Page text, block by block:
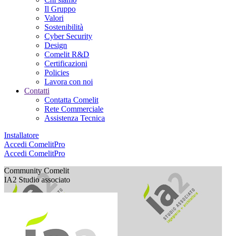
Il Gruppo
Valori
Sostenibilità
Cyber Security
Design
Comelit R&D
Certificazioni
Policies
Lavora con noi
Contatti
Contatta Comelit
Rete Commerciale
Assistenza Tecnica
Installatore
Accedi ComelitPro
Accedi ComelitPro
Community Comelit
IA2 Studio associato